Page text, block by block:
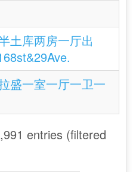
土库两房一厅出
盛一室一厅一卫一
entries (filtered